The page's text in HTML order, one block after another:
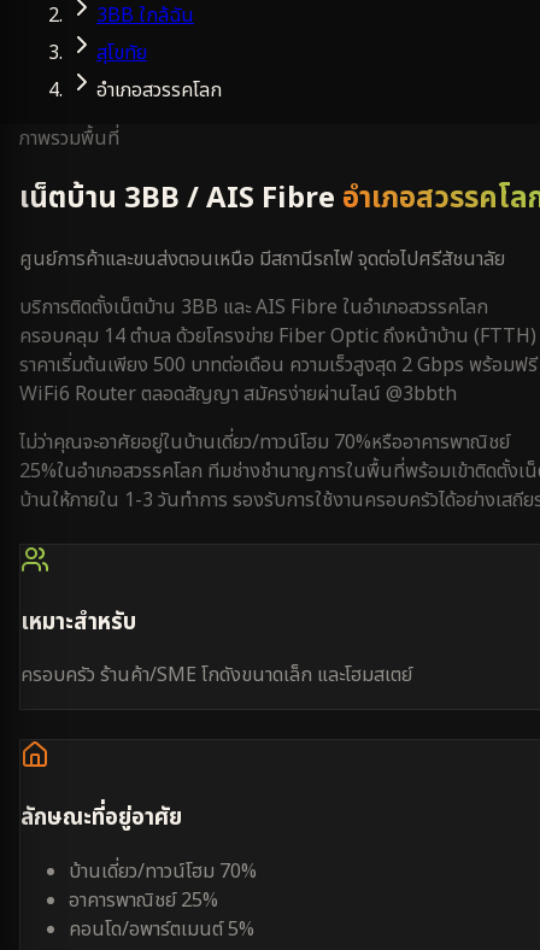
3BB ใกล้ฉัน
สุโขทัย
อำเภอสวรรคโลก
ภาพรวมพื้นที่
เน็ตบ้าน 3BB / AIS Fibre อำเภอสวรรคโล
ศูนย์การค้าและขนส่งตอนเหนือ มีสถานีรถไฟ จุดต่อไปศรีสัชนาลัย
บริการติดตั้งเน็ตบ้าน 3BB และ AIS Fibre ในอำเภอสวรรคโลก
ครอบคลุม 14 ตำบล ด้วยโครงข่าย Fiber Optic ถึงหน้าบ้าน (FTTH)
ราคาเริ่มต้นเพียง 500 บาทต่อเดือน ความเร็วสูงสุด 2 Gbps พร้อมฟรี
WiFi6 Router ตลอดสัญญา สมัครง่ายผ่านไลน์ @3bbth
ไม่ว่าคุณจะอาศัยอยู่ในบ้านเดี่ยว/ทาวน์โฮม 70%หรืออาคารพาณิชย์
25%ในอำเภอสวรรคโลก ทีมช่างชำนาญการในพื้นที่พร้อมเข้าติดตั้งเ
บ้านให้ภายใน 1-3 วันทำการ รองรับการใช้งานครอบครัวได้อย่างเสถีย
เหมาะสำหรับ
ครอบครัว ร้านค้า/SME โกดังขนาดเล็ก และโฮมสเตย์
ลักษณะที่อยู่อาศัย
บ้านเดี่ยว/ทาวน์โฮม 70%
อาคารพาณิชย์ 25%
คอนโด/อพาร์ตเมนต์ 5%